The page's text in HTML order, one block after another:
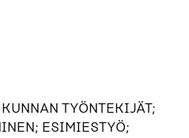
TYÖNTEKIJÄT;
ESIMIESTYÖ;